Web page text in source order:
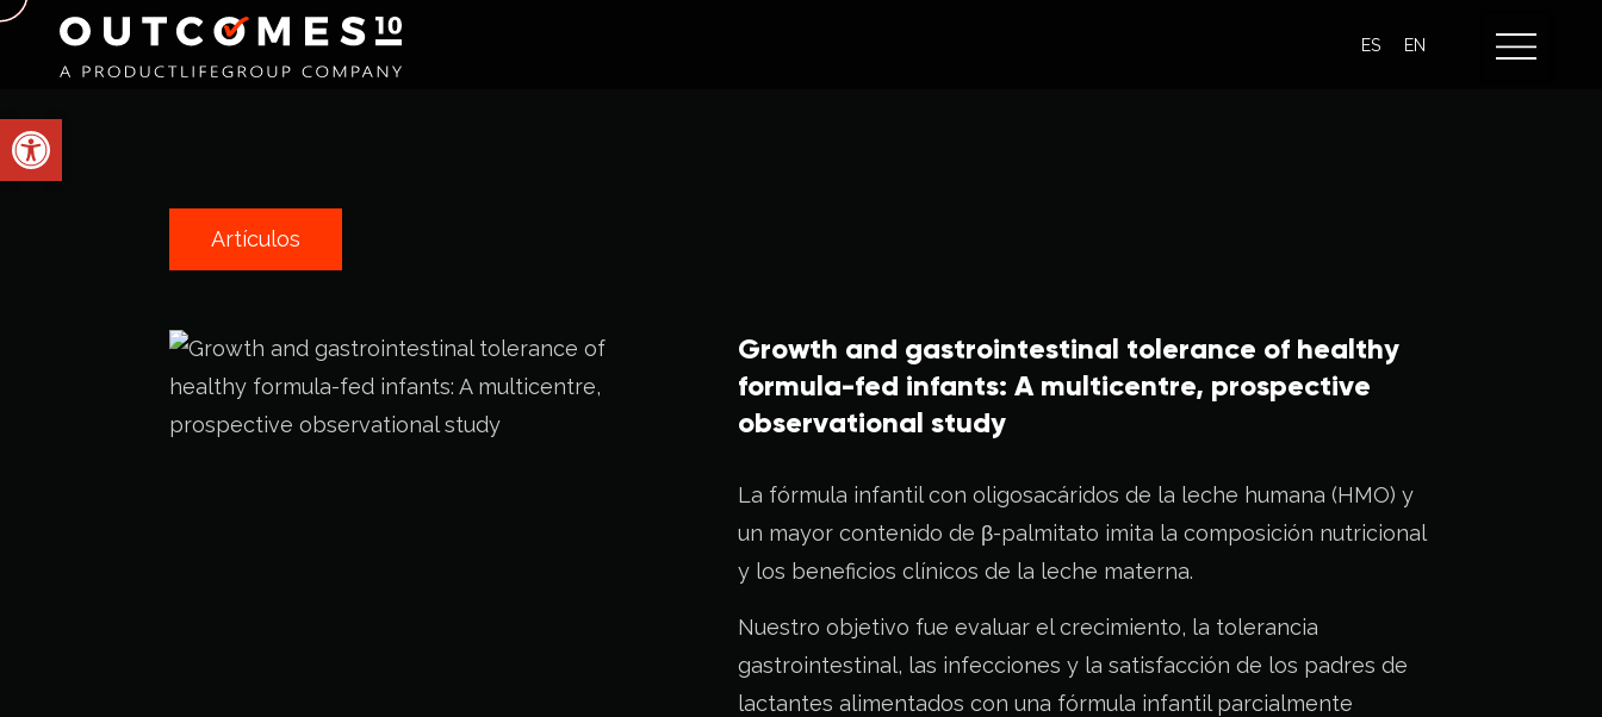
Abrir barra de herramientas
ES EN
Artículos
Growth and gastrointestinal tolerance of healthy
formula-fed infants: A multicentre, prospective
observational study
La fórmula infantil con oligosacáridos de la leche humana (HMO) y
un mayor contenido de β-palmitato imita la composición nutricional
y los beneficios clínicos de la leche materna.
Nuestro objetivo fue evaluar el crecimiento, la tolerancia
gastrointestinal, las infecciones y la satisfacción de los padres de
lactantes alimentados con una fórmula infantil parcialmente